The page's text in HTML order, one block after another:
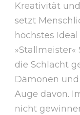
Kreativität
setzt
höchstes
»Stallmeister«
die Schlacht
Dämonen
Auge davon.
nicht